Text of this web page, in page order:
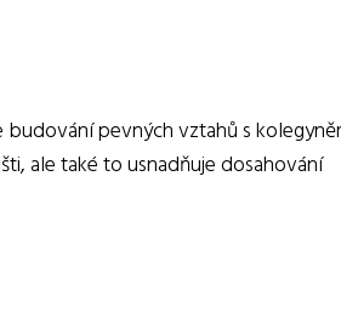
budování pevných vztahů s
ale také to usnadňuje dosahování